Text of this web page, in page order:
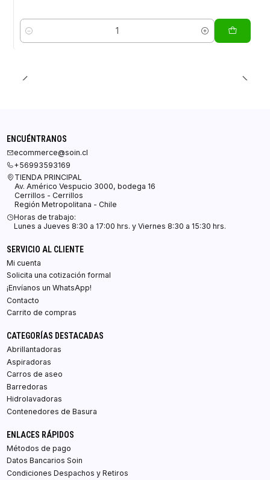
Cantidad
ENCUÉNTRANOS
ecommerce@soin.cl
+56993593169
TIENDA PRINCIPAL
Av. Américo Vespucio 3000, bodega 16
Cerrillos - Cerrillos
Región Metropolitana - Chile
Horas de trabajo:
Lunes a Jueves 8:30 a 17:00 hrs. y Viernes 8:30 a 15:30 hrs.
SERVICIO AL CLIENTE
Mi cuenta
Solicita una cotización formal
¡Envíanos un WhatsApp!
Contacto
Carrito de compras
CATEGORÍAS DESTACADAS
Abrillantadoras
Aspiradoras
Carros de aseo
Barredoras
Hidrolavadoras
Contenedores de Basura
ENLACES RÁPIDOS
Métodos de pago
Datos Bancarios Soin
Condiciones Despachos y Retiros